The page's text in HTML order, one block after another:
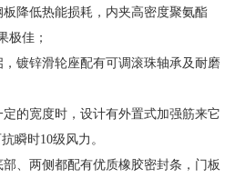
降低热能损耗，内夹高密度聚氨酯
极佳；
镀锌滑轮座配有可调滚珠轴承及耐磨
的宽度时，设计有外置式加强筋来它
瞬时10级风力。
、两侧都配有优质橡胶密封条，门板